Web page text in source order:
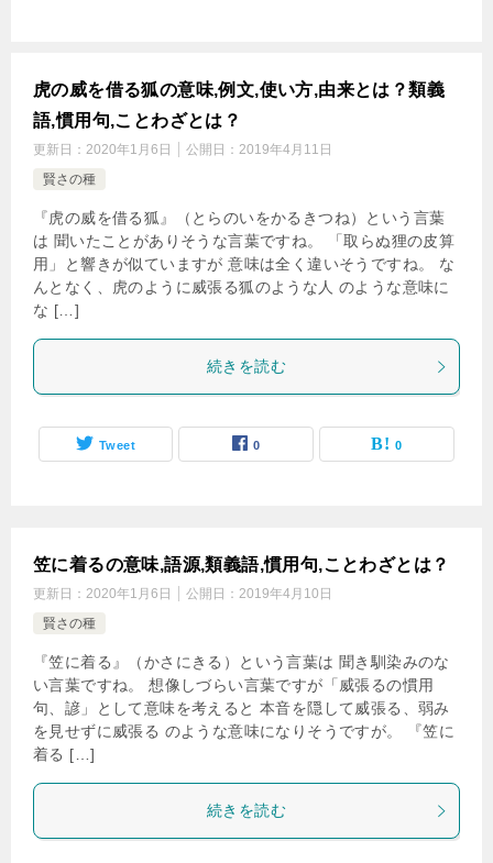
虎の威を借る狐の意味,例文,使い方,由来とは？類義
語,慣用句,ことわざとは？
更新日： 2020年1月6日 公開日： 2019年4月11日
賢さの種
『虎の威を借る狐』（とらのいをかるきつね）という言葉
は 聞いたことがありそうな言葉ですね。 「取らぬ狸の皮算
用」と響きが似ていますが 意味は全く違いそうですね。 な
んとなく、虎のように威張る狐のような人 のような意味に
な […]
続きを読む
Tweet 0 0
笠に着るの意味,語源,類義語,慣用句,ことわざとは？
更新日： 2020年1月6日 公開日： 2019年4月10日
賢さの種
『笠に着る』（かさにきる）という言葉は 聞き馴染みのな
い言葉ですね。 想像しづらい言葉ですが「威張るの慣用
句、諺」として意味を考えると 本音を隠して威張る、弱み
を見せずに威張る のような意味になりそうですが。 『笠に
着る […]
続きを読む